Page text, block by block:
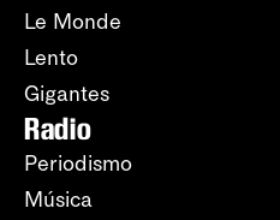
Le Monde
Lento
Gigantes
Radio
Periodismo
Música